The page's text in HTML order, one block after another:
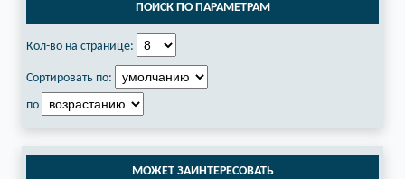
ПОИСК ПО ПАРАМЕТРАМ
Кол-во на странице:
Сортировать по:
по
МОЖЕТ ЗАИНТЕРЕСОВАТЬ